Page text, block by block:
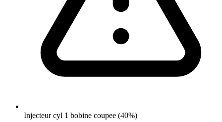
Injecteur cyl 1 bobine coupee (40%)